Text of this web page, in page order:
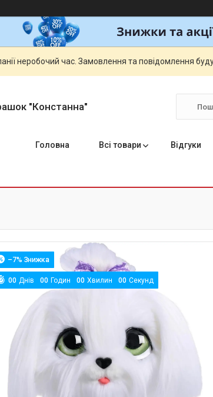
неробочий час. Замовлення та повідомлення
"Констанна"
Головна Всі товари Відгуки
–7%
00 Днів 00 Годин 00 Хвилин 00 Секунд